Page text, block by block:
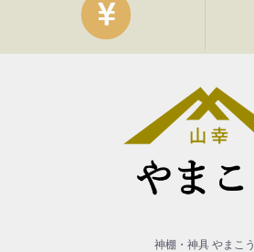
神棚・神具 やまこう